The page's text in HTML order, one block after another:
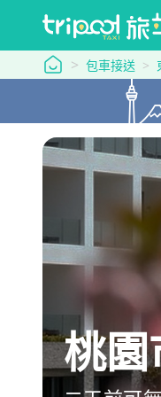
tripool 旅步
包車接送
桃